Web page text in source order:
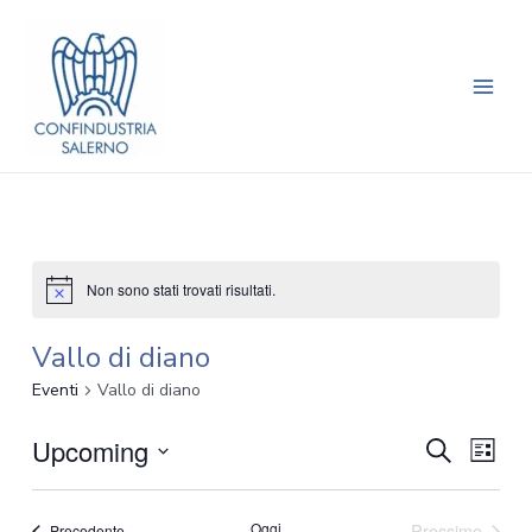
contenuto
Non sono stati trovati risultati.
Vallo di diano
Eventi Vallo di diano
Eventi
Ricerca
Cerca Lista
Upcoming